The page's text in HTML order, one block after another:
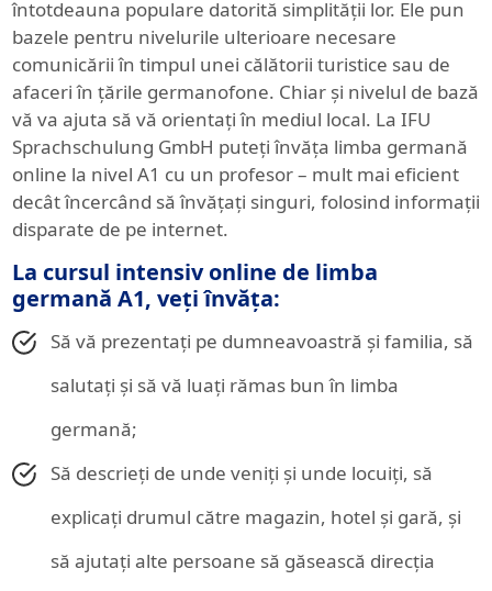
întotdeauna populare datorită simplității lor. Ele pun
bazele pentru nivelurile ulterioare necesare
comunicării în timpul unei călătorii turistice sau de
afaceri în țările germanofone. Chiar și nivelul de bază
vă va ajuta să vă orientați în mediul local. La IFU
Sprachschulung GmbH puteți învăța limba germană
online la nivel A1 cu un profesor – mult mai eficient
decât încercând să învățați singuri, folosind informații
disparate de pe internet.
La cursul intensiv online de limba
germană A1, veți învăța:
Să vă prezentați pe dumneavoastră și familia, să
salutați și să vă luați rămas bun în limba
germană;
Să descrieți de unde veniți și unde locuiți, să
explicați drumul către magazin, hotel și gară, și
să ajutați alte persoane să găsească direcția